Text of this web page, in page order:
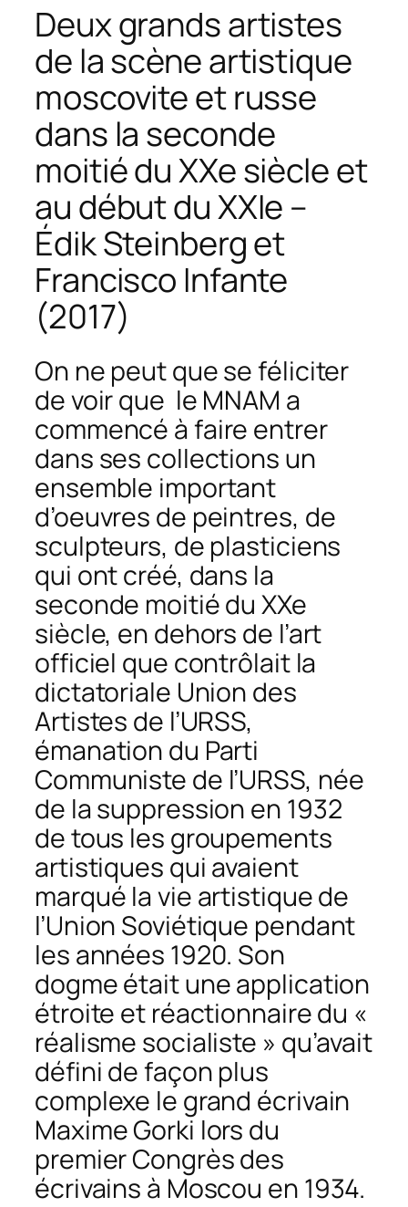
Deux grands artistes
de la scène artistique
moscovite et russe
dans la seconde
moitié du XXe siècle et
au début du XXIe –
Édik Steinberg et
Francisco Infante
(2017)
On ne peut que se féliciter
de voir que le MNAM a
commencé à faire entrer
dans ses collections un
ensemble important
d’oeuvres de peintres, de
sculpteurs, de plasticiens
qui ont créé, dans la
seconde moitié du XXe
siècle, en dehors de l’art
officiel que contrôlait la
dictatoriale Union des
Artistes de l’URSS,
émanation du Parti
Communiste de l’URSS, née
de la suppression en 1932
de tous les groupements
artistiques qui avaient
marqué la vie artistique de
l’Union Soviétique pendant
les années 1920. Son
dogme était une application
étroite et réactionnaire du «
réalisme socialiste » qu’avait
défini de façon plus
complexe le grand écrivain
Maxime Gorki lors du
premier Congrès des
écrivains à Moscou en 1934.